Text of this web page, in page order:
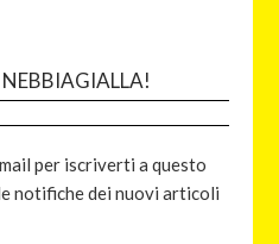
per iscriverti a questo
notifiche dei nuovi articoli